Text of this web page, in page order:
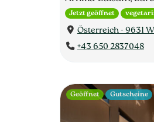
Jetzt geöffnet
Österreich - 9631
+43 650 2837048
Geöffnet Gutscheine